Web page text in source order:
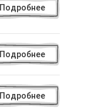
Подробнее
Подробнее
Подробнее